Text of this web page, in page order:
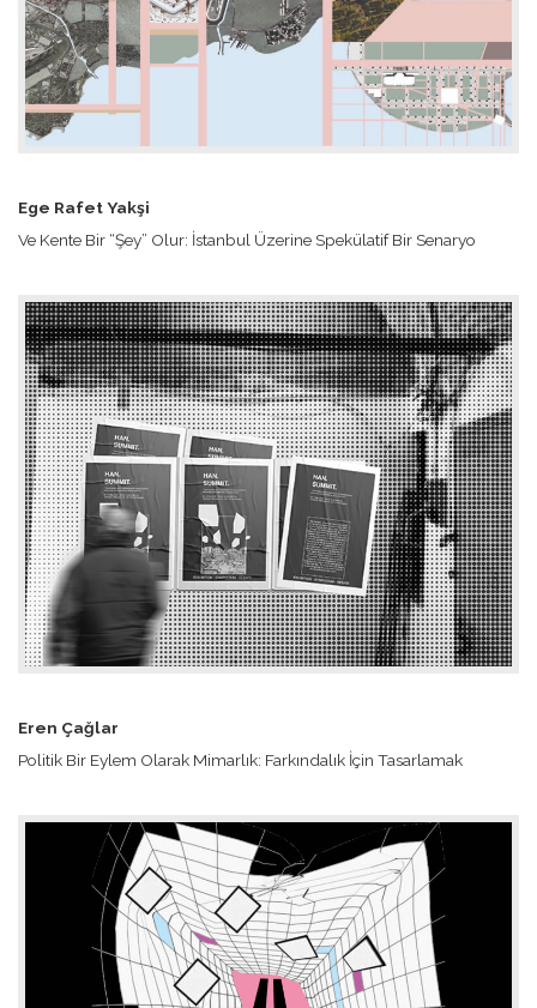
Ege Rafet Yakşi
Ve Kente Bir “Şey” Olur: İstanbul Üzerine Spekülatif Bir Senaryo
Eren Çağlar
Politik Bir Eylem Olarak Mimarlık: Farkındalık İçin Tasarlamak